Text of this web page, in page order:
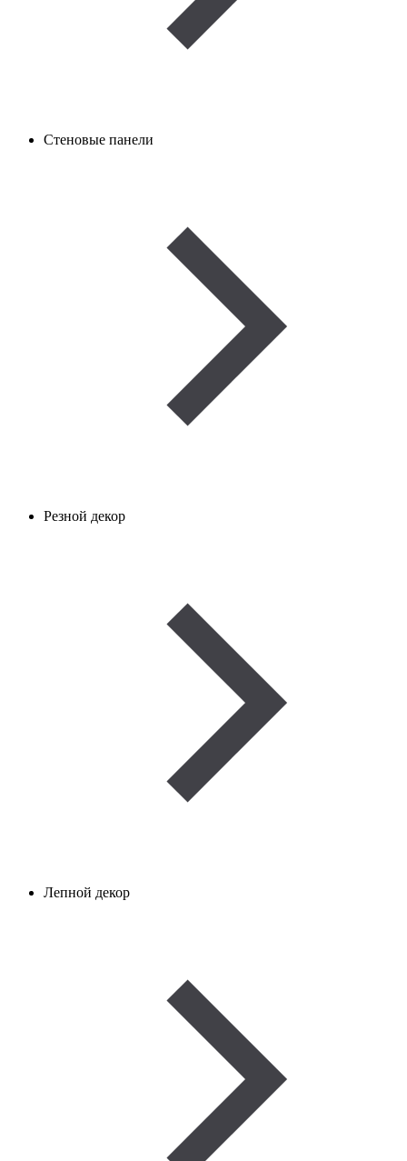
Стеновые панели
Резной декор
Лепной декор